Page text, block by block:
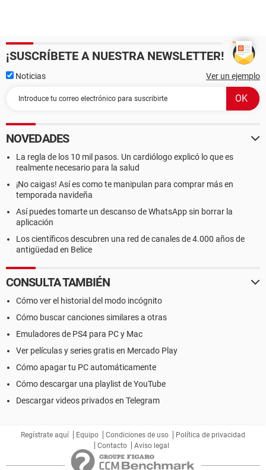
¡SUSCRÍBETE A NUESTRA NEWSLETTER!
Noticias Ver un ejemplo
NOVEDADES
La regla de los 10 mil pasos. Un cardiólogo explicó lo que es
realmente necesario para la salud
¡No caigas! Así es como te manipulan para comprar más en
temporada navideña
Así puedes tomarte un descanso de WhatsApp sin borrar la
aplicación
Los científicos descubren una red de canales de 4.000 años de
antigüedad en Belice
CONSULTA TAMBIÉN
Cómo ver el historial del modo incógnito
Cómo buscar canciones similares a otras
Emuladores de PS4 para PC y Mac
Ver películas y series gratis en Mercado Play
Cómo apagar tu PC automáticamente
Cómo descargar una playlist de YouTube
Descargar videos privados en Telegram
Regístrate aquí Equipo Condiciones de uso
Política de privacidad
Contacto
Aviso legal